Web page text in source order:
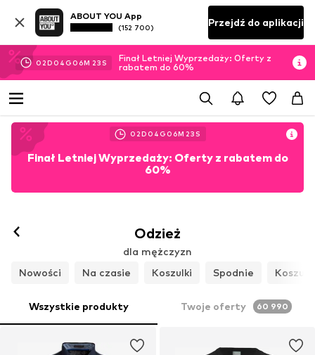
ABOUT YOU App
(152 700) Przejdź do aplikacji
02D 04 G 06M 20 S
Finał Letniej Wyprzedaży: Oferty z
rabatem do 60%
02D 04 G 06M 20 S
Finał Letniej Wyprzedaży: Oferty z rabatem do
60%
Odzież
dla mężczyzn
Nowości
Na czasie Koszulki Spodnie Koszule
Wszystkie produkty Twoje oferty 60 990